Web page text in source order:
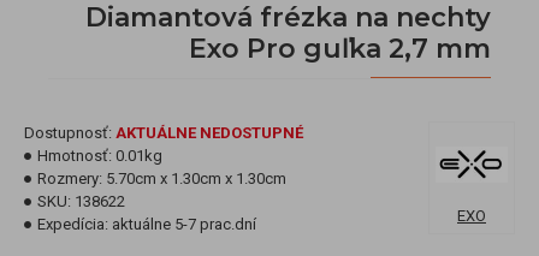
Diamantová frézka na nechty
Exo Pro guľka 2,7 mm
Dostupnosť: AKTUÁLNE NEDOSTUPNÉ
Hmotnosť: 0.01kg
Rozmery: 5.70cm x 1.30cm x 1.30cm
SKU: 138622
Expedícia: aktuálne 5-7 prac.dní EXO